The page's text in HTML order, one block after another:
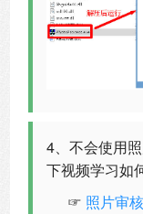
4、不会使用
下视频学习如
☞ 照片审